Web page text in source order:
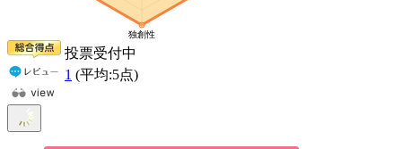
投票受付中
1 (平均:5点)